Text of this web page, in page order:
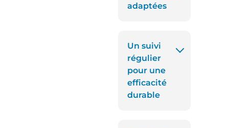
adaptées
Un suivi
régulier
pour une
efficacité
durable